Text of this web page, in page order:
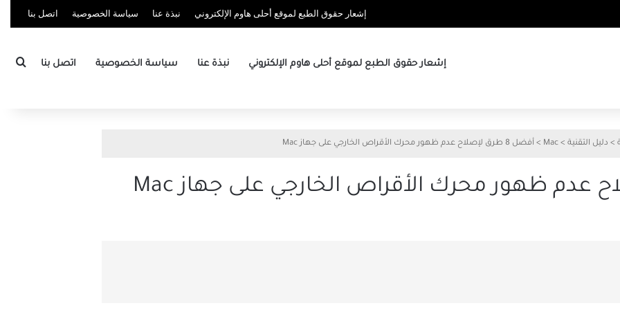
إشعار حقوق الطبع لموقع أحلى هاوم الإلكتروني نبذة عنا سياسة الخصوصية اتصل بنا
إشعار حقوق الطبع لموقع أحلى هاوم الإلكتروني نبذة عنا سياسة الخصوصية اتصل بنا
> دليل التقنية >
Mac
> أفضل 8 طرق لإصلاح عدم ظهور محرك الأقراص الخارجي على جهاز Mac